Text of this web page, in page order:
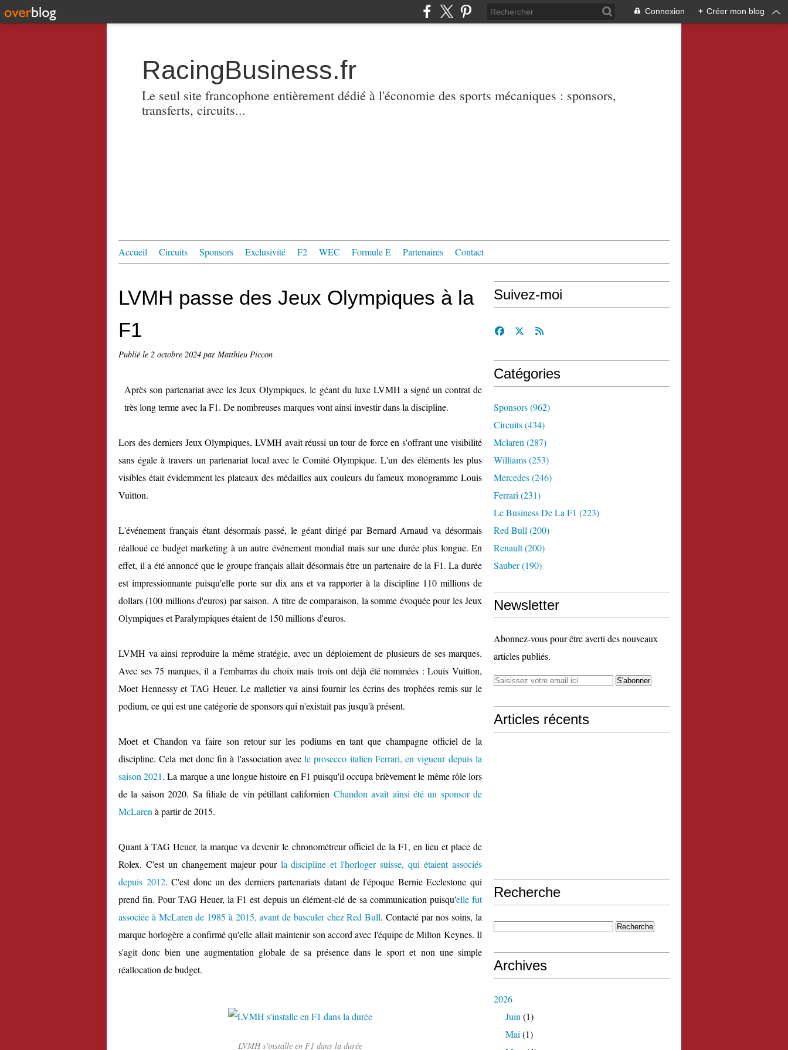
Connexion + Créer mon blog
RacingBusiness.fr
Le seul site francophone entièrement dédié à l'économie des sports mécaniques : sponsors,
transferts, circuits...
Accueil Circuits Sponsors Exclusivité F2 WEC Formule E Partenaires Contact
LVMH passe des Jeux Olympiques à la
F1
Publié le 2 octobre 2024 par Matthieu Piccon
Après son partenariat avec les Jeux Olympiques, le géant du luxe LVMH a signé un contrat de
très long terme avec la F1. De nombreuses marques vont ainsi investir dans la discipline.
Lors des derniers Jeux Olympiques, LVMH avait réussi un tour de force en s'offrant une visibilité
sans égale à travers un partenariat local avec le Comité Olympique. L'un des éléments les plus
visibles était évidemment les plateaux des médailles aux couleurs du fameux monogramme Louis
Vuitton.
L'événement français étant désormais passé, le géant dirigé par Bernard Arnaud va désormais
réalloué ce budget marketing à un autre événement mondial mais sur une durée plus longue. En
effet, il a été annoncé que le groupe français allait désormais être un partenaire de la F1. La durée
est impressionnante puisqu'elle porte sur dix ans et va rapporter à la discipline 110 millions de
dollars (100 millions d'euros) par saison. A titre de comparaison, la somme évoquée pour les Jeux
Olympiques et Paralympiques étaient de 150 millions d'euros.
LVMH va ainsi reproduire la même stratégie, avec un déploiement de plusieurs de ses marques.
Avec ses 75 marques, il a l'embarras du choix mais trois ont déjà été nommées : Louis Vuitton,
Moet Hennessy et TAG Heuer. Le malletier va ainsi fournir les écrins des trophées remis sur le
podium, ce qui est une catégorie de sponsors qui n'existait pas jusqu'à présent.
Moet et Chandon va faire son retour sur les podiums en tant que champagne officiel de la
discipline. Cela met donc fin à l'association avecle prosecco italien Ferrari, en vigueur depuis la
saison 2021. La marque a une longue histoire en F1 puisqu'il occupa brièvement le même rôle lors
de la saison 2020. Sa filiale de vin pétillant californien Chandon avait ainsi été un sponsor de
McLaren à partir de 2015.
Quant à TAG Heuer, la marque va devenir le chronométreur officiel de la F1, en lieu et place de
Rolex. C'est un changement majeur pour la discipline et l'horloger suisse, qui étaient associés
depuis 2012. C'est donc un des derniers partenariats datant de l'époque Bernie Ecclestone qui
prend fin. Pour TAG Heuer, la F1 est depuis un élément-clé de sa communication puisqu'elle fut
associée à McLaren de 1985 à 2015, avant de basculer chez Red Bull. Contacté par nos soins, la
marque horlogère a confirmé qu'elle allait maintenir son accord avec l'équipe de Milton Keynes. Il
s'agit donc bien une augmentation globale de sa présence dans le sport et non une simple
réallocation de budget.
LVMH s'installe en F1 dans la durée
Suivez-moi
Catégories
Sponsors(962)
Circuits(434)
Mclaren (287)
Williams(253)
Mercedes(246)
Ferrari (231)
Le Business De La F1 (223)
Red Bull (200)
Renault(200)
Sauber(190)
Newsletter
Abonnez-vous pour être averti des nouveaux
articles publiés.
Articles récents
Recherche
Archives
2026
Juin (1)
Mai (1)